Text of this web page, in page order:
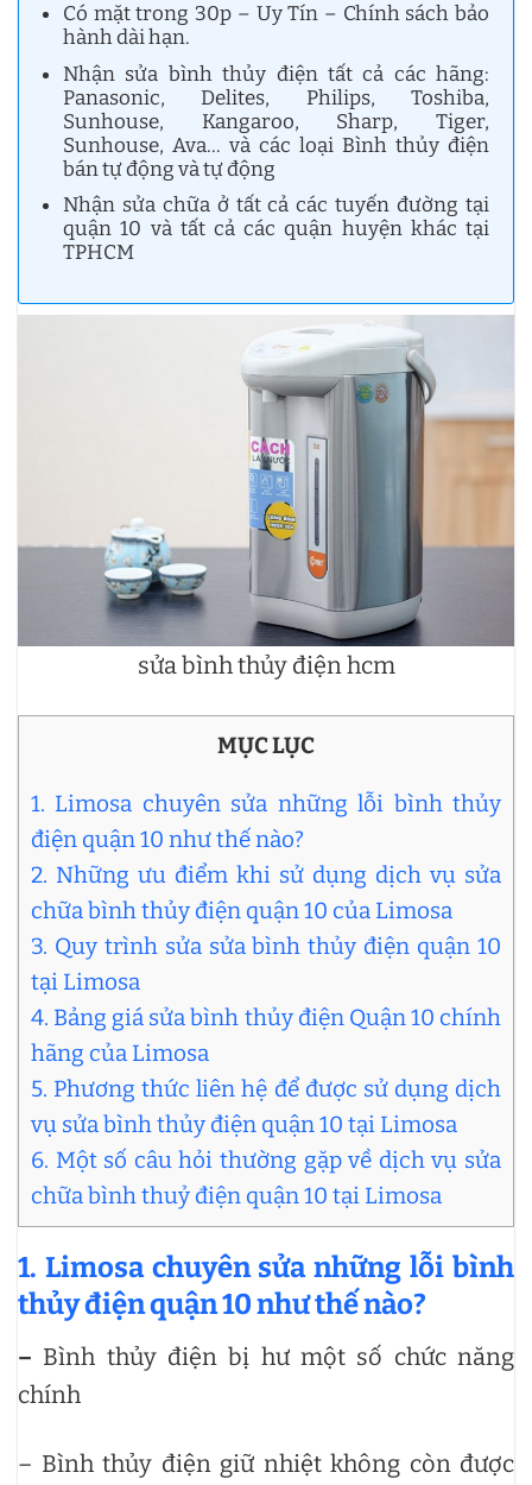
Có mặt trong 30p – Uy Tín – Chính sách bảo
hành dài hạn.
Nhận sửa bình thủy điện tất cả các hãng:
Panasonic, Delites, Philips, Toshiba,
Sunhouse, Kangaroo, Sharp, Tiger,
Sunhouse, Ava… và các loại Bình thủy điện
bán tự động và tự động
Nhận sửa chữa ở tất cả các tuyến đường tại
quận 10 và tất cả các quận huyện khác tại
TPHCM
sửa bình thủy điện hcm
MỤC LỤC
1. Limosa chuyên sửa những lỗi bình thủy
điện quận 10 như thế nào?
2. Những ưu điểm khi sử dụng dịch vụ sửa
chữa bình thủy điện quận 10 của Limosa
3. Quy trình sửa sửa bình thủy điện quận 10
tại Limosa
4. Bảng giá sửa bình thủy điện Quận 10 chính
hãng của Limosa
5. Phương thức liên hệ để được sử dụng dịch
vụ sửa bình thủy điện quận 10 tại Limosa
6. Một số câu hỏi thường gặp về dịch vụ sửa
chữa bình thuỷ điện quận 10 tại Limosa
1. Limosa chuyên sửa những lỗi bình
thủy điện quận 10 như thế nào?
– Bình thủy điện bị hư một số chức năng
chính
– Bình thủy điện giữ nhiệt không còn được